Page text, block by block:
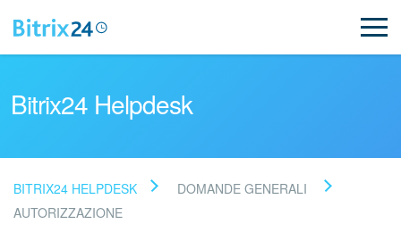
Leggi le domande frequenti
Bitrix24 Helpdesk
BITRIX24 HELPDESK
DOMANDE GENERALI
AUTORIZZAZIONE